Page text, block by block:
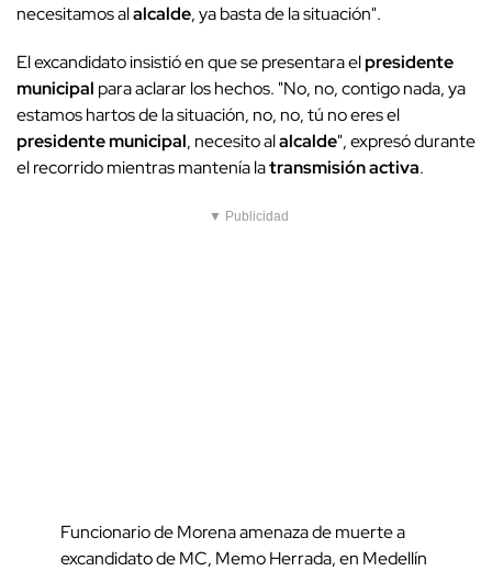
necesitamos alalcalde, ya basta de la situación".
El excandidato insistió en que se presentara elpresidente
municipal para aclarar los hechos. "No, no, contigo nada, ya
estamos hartos de la situación, no, no, tú no eres el
presidente municipal, necesito alalcalde", expresó durante
el recorrido mientras mantenía latransmisión activa.
▼ Publicidad
Funcionario de Morena amenaza de muerte a
excandidato de MC, Memo Herrada, en Medellín